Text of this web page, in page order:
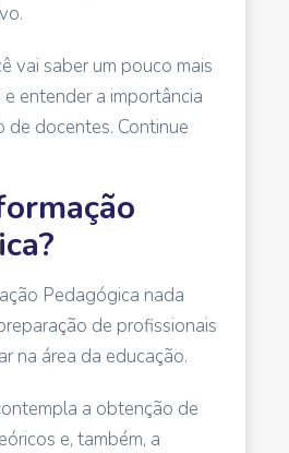
vai saber um pouco mais
entender a importância
de docentes. Continue
Pedagógica nada
de profissionais
na área da educação.
a obtenção de
e, também, a